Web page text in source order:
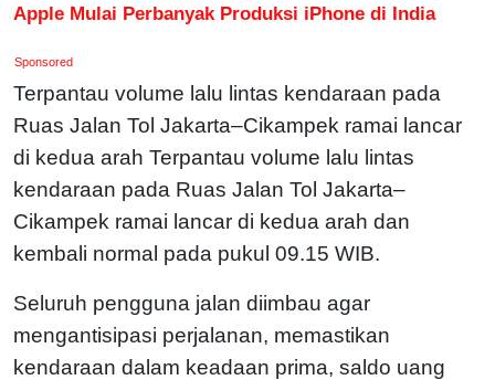
Apple Mulai Perbanyak Produksi iPhone di India
Sponsored
Terpantau volume lalu lintas kendaraan pada
Ruas Jalan Tol Jakarta–Cikampek ramai lancar
di kedua arah Terpantau volume lalu lintas
kendaraan pada Ruas Jalan Tol Jakarta–
Cikampek ramai lancar di kedua arah dan
kembali normal pada pukul 09.15 WIB.
Seluruh pengguna jalan diimbau agar
mengantisipasi perjalanan, memastikan
kendaraan dalam keadaan prima, saldo uang